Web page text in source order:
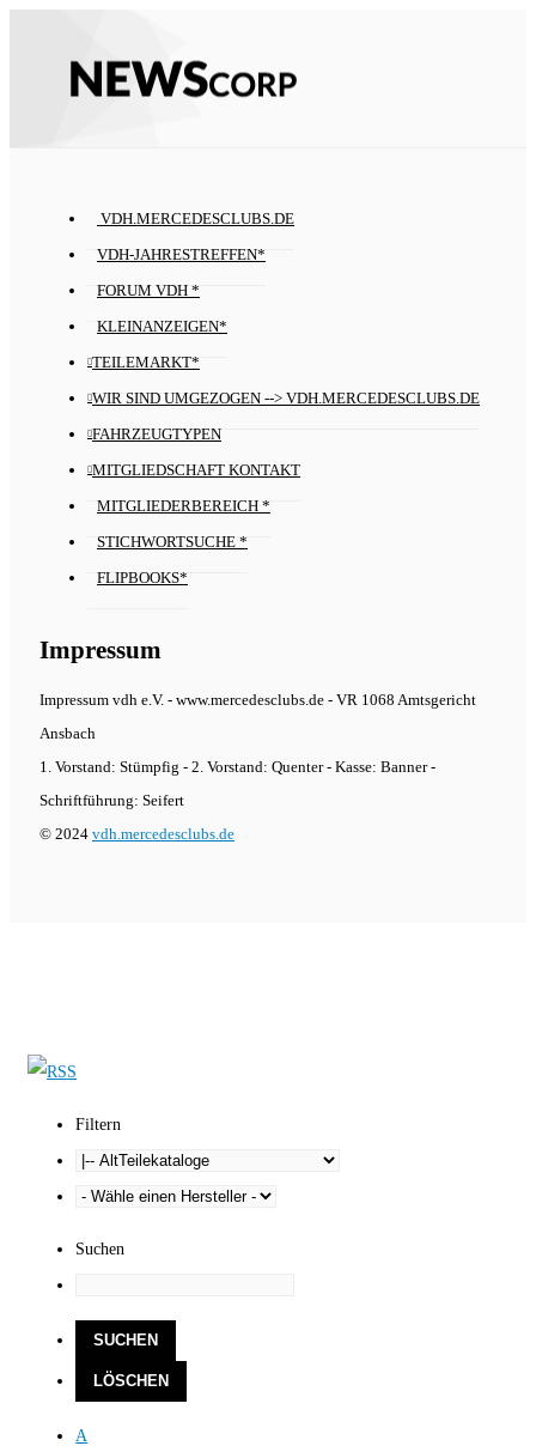
VDH.MERCEDESCLUBS.DE
VDH-JAHRESTREFFEN*
FORUM VDH *
KLEINANZEIGEN*
TEILEMARKT*
WIR SIND UMGEZOGEN --> VDH.MERCEDESCLUBS.DE
FAHRZEUGTYPEN
MITGLIEDSCHAFT KONTAKT
MITGLIEDERBEREICH *
STICHWORTSUCHE *
FLIPBOOKS*
Impressum
Impressum vdh e.V. - www.mercedesclubs.de - VR 1068 Amtsgericht
Ansbach
1. Vorstand: Stümpfig - 2. Vorstand: Quenter - Kasse: Banner -
Schriftführung: Seifert
© 2024 vdh.mercedesclubs.de
Filtern
Suchen
A